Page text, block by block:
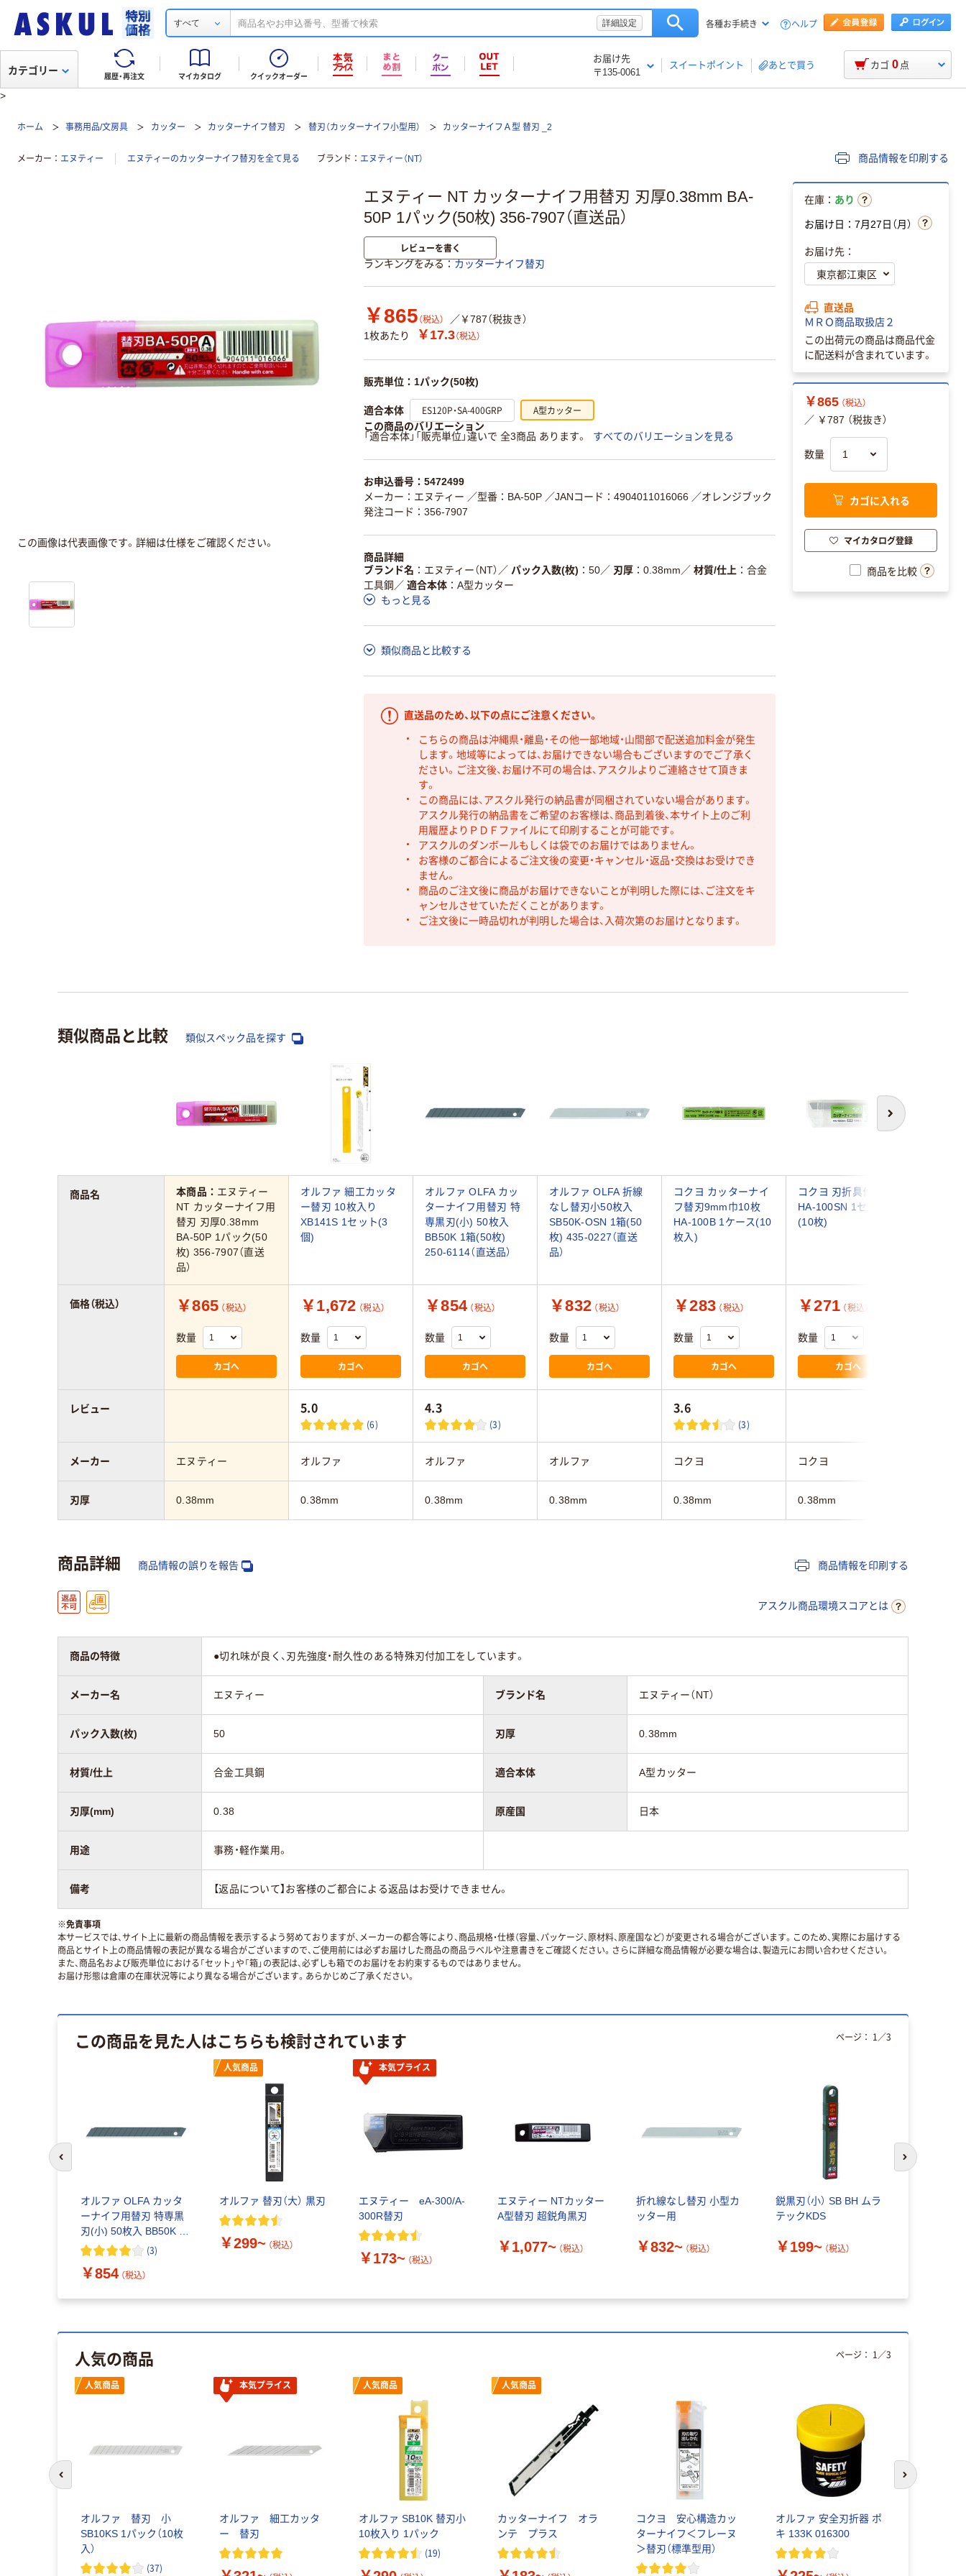
すべて 詳細設定 各種お手続き ヘルプ
履歴・再注文 マイカタログ クイックオーダー
お届け先
〒135-0061
スイートポイント あとで買う
カテゴリー カゴ 0 点
>
ホーム 事務用品/文房具 カッター カッターナイフ替刃 替刃（カッターナイフ小型用） カッターナイフＡ型 替刃 _2
メーカー エヌティー エヌティーのカッターナイフ替刃を全て見る ブランド エヌティー（NT） 商品情報を印刷する
エヌティー NT カッターナイフ用替刃 刃厚0.38mm BA-
50P 1パック(50枚) 356-7907（直送品）
レビューを書く
ランキングをみる カッターナイフ替刃
￥865 （税込）
／￥787（税抜き）
1枚あたり
￥17.3（税込）
販売単位：1パック(50枚)
適合本体 ES120P・SA-400GRP A型カッター
この商品のバリエーション
「適合本体」「販売単位」違いで 全3商品 あります。
すべてのバリエーションを見る
お申込番号：5472499
メーカー：エヌティー ／型番：BA-50P ／JANコード：4904011016066 ／オレンジブック
発注コード：356-7907
商品詳細
ブランド名
エヌティー（NT） ／ パック入数(枚) 50／ 刃厚 0.38mm ／ 材質/仕上
合金
工具鋼 ／ 適合本体
A型カッター
もっと見る
類似商品と比較する
直送品のため、以下の点にご注意ください。
こちらの商品は沖縄県・離島・その他一部地域・山間部で配送追加料金が発生
します。地域等によっては、お届けできない場合もございますのでご了承く
ださい。ご注文後、お届け不可の場合は、アスクルよりご連絡させて頂きま
す。
この商品には、アスクル発行の納品書が同梱されていない場合があります。
アスクル発行の納品書をご希望のお客様は、商品到着後、本サイト上のご利
用履歴よりＰＤＦファイルにて印刷することが可能です。
アスクルのダンボールもしくは袋でのお届けではありません。
お客様のご都合によるご注文後の変更・キャンセル・返品・交換はお受けでき
ません。
商品のご注文後に商品がお届けできないことが判明した際には、ご注文をキ
ャンセルさせていただくことがあります。
ご注文後に一時品切れが判明した場合は、入荷次第のお届けとなります。
この画像は代表画像です。詳細は仕様をご確認ください。
在庫： あり
お届け日：7月27日（月）
お届け先：
直送品
ＭＲＯ商品取扱店２
この出荷元の商品は商品代金
に配送料が含まれています。
￥865 （税込）
／ ￥787 （税抜き）
数量
カゴに入れる
マイカタログ登録
商品を比較
類似商品と比較 類似スペック品を探す
次へ
本商品： エヌティー
NT カッターナイフ用
替刃 刃厚0.38mm
BA-50P 1パック(50
枚) 356-7907（直送
品）
オルファ 細工カッタ
ー替刃 10枚入り
XB141S 1セット(3
個)
オルファ OLFA カッ
ターナイフ用替刃 特
専黒刃(小) 50枚入
BB50K 1箱(50枚)
250-6114（直送品）
オルファ OLFA 折線
なし替刃小50枚入
SB50K-OSN 1箱(50
枚) 435-0227（直送
品）
コクヨ カッターナイ
フ替刃9mm巾10枚
HA-100B 1ケース(10
枚入)
コクヨ 刃折具付替刃
HA-100SN 1セット
(10枚)
￥865 （税込）
数量
カゴへ
￥1,672 （税込）
数量
カゴへ
￥854 （税込）
数量
カゴへ
￥832 （税込）
数量
カゴへ
￥283 （税込）
数量
カゴへ
￥271 （税込）
数量
カゴへ
5.0
(6)
4.3
(3)
3.6
(3)
エヌティー オルファ オルファ オルファ コクヨ コクヨ
0.38mm 0.38mm 0.38mm 0.38mm 0.38mm 0.38mm
商品名
価格（税込）
レビュー
メーカー
刃厚
商品詳細 商品情報の誤りを報告 商品情報を印刷する
アスクル商品環境スコアとは
商品の特徴 ●切れ味が良く、刃先強度・耐久性のある特殊刃付加工をしています。
メーカー名 エヌティー ブランド名 エヌティー（NT）
パック入数(枚) 50 刃厚 0.38mm
材質/仕上 合金工具鋼 適合本体 A型カッター
刃厚(mm) 0.38 原産国 日本
用途 事務・軽作業用。
備考 【返品について】お客様のご都合による返品はお受けできません。
※免責事項
本サービスでは、サイト上に最新の商品情報を表示するよう努めておりますが、メーカーの都合等により、商品規格・仕様（容量、パッケージ、原材料、原産国など）が変更される場合がございます。このため、実際にお届けする
商品とサイト上の商品情報の表記が異なる場合がございますので、ご使用前には必ずお届けした商品の商品ラベルや注意書きをご確認ください。さらに詳細な商品情報が必要な場合は、製造元にお問い合わせください。
また、商品名および販売単位における「セット」や「箱」の表記は、必ずしも箱でのお届けをお約束するものではありません。
お届け形態は倉庫の在庫状況等により異なる場合がございます。あらかじめご了承ください。
この商品を見た人はこちらも検討されています
オルファ OLFA カッタ
ーナイフ用替刃 特専黒
刃(小) 50枚入 BB50K 1
箱(50枚) 250-6114（直
(3)
￥854 （税込）
人気商品
オルファ 替刃（大） 黒刃
￥299~ （税込）
本気プライス
エヌティー eA-300/A-
300R替刃
￥173~ （税込）
エヌティー NTカッター
A型替刃 超鋭角黒刃
￥1,077~ （税込）
折れ線なし替刃 小型カ
ッター用
￥832~ （税込）
鋭黒刃（小） SB BH ムラ
テックKDS
￥199~ （税込）
ページ： 1 ／3
次のスライド
人気の商品
人気商品
オルファ 替刃 小
SB10KS 1パック（10枚
入）
(37)
本気プライス
オルファ 細工カッタ
ー 替刃
人気商品
オルファ SB10K 替刃小
10枚入り 1パック
(19)
人気商品
カッターナイフ オラ
ンテ プラス
コクヨ 安心構造カッ
ターナイフ＜フレーヌ
＞替刃（標準型用）
オルファ 安全刃折器 ポ
キ 133K 016300
ページ： 1 ／3
次のスライド